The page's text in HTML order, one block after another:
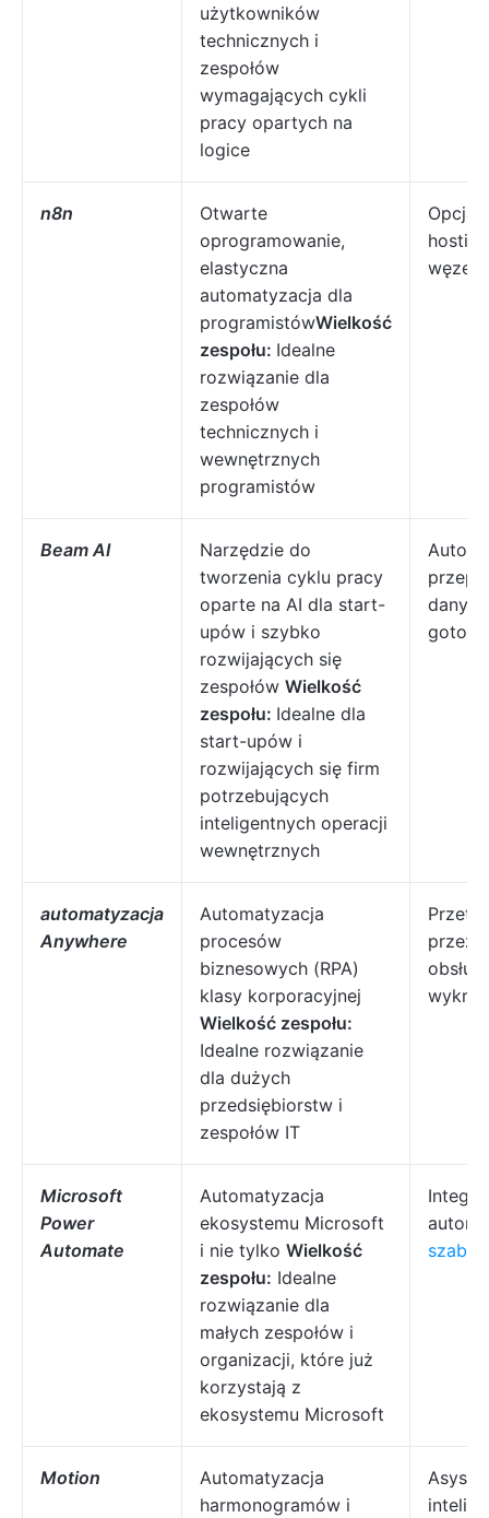
użytkowników
technicznych i
zespołów
wymagających cykli
pracy opartych na
logice
n8n
Otwarte
oprogramowanie,
elastyczna
automatyzacja dla
programistówWielkość
zespołu: Idealne
rozwiązanie dla
zespołów
technicznych i
wewnętrznych
programistów
Opcja
węzeł
Beam AI
Narzędzie do
tworzenia cyklu pracy
oparte na AI dla start-
upów i szybko
rozwijających się
zespołów Wielkość
zespołu: Idealne dla
start-upów i
rozwijających się firm
potrzebujących
inteligentnych operacji
wewnętrznych
automatyzacja
Anywhere
Automatyzacja
procesów
biznesowych (RPA)
klasy korporacyjnej
Wielkość zespołu:
Idealne rozwiązanie
dla dużych
przedsiębiorstw i
zespołów IT
przez
Microsoft
Power
Automate
Automatyzacja
ekosystemu Microsoft
i nie tylko Wielkość
zespołu: Idealne
rozwiązanie dla
małych zespołów i
organizacji, które już
korzystają z
ekosystemu Microsoft
Motion
Automatyzacja
harmonogramów i